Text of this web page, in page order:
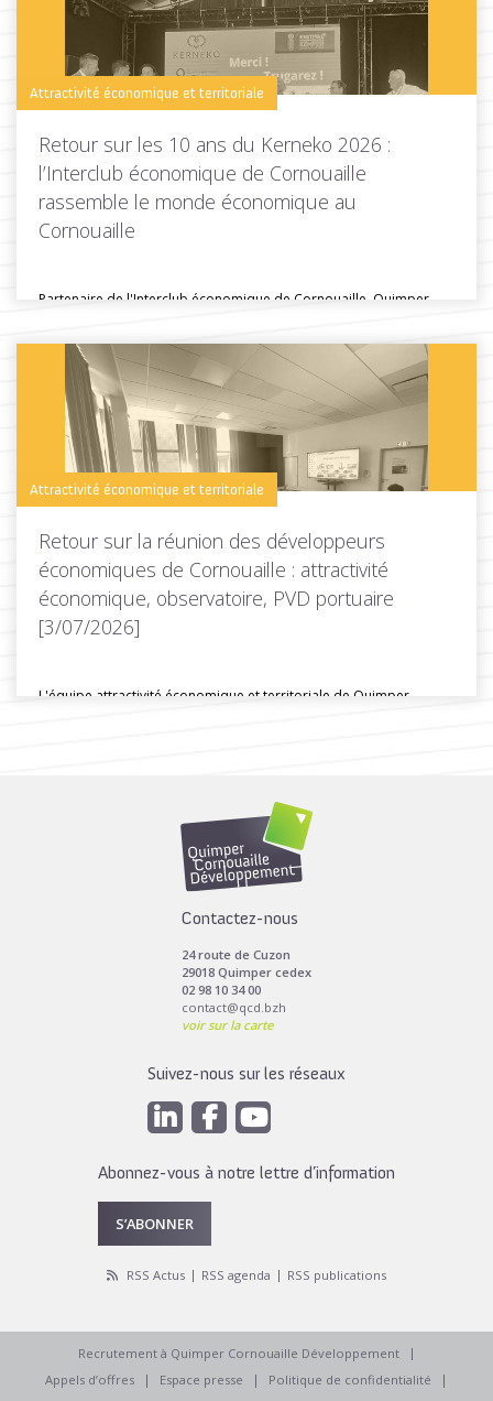
Toutes les actus de cette rubrique LIRE LA SUITE
Attractivité économique et territoriale
Retour sur les 10 ans du Kerneko 2026 :
l’Interclub économique de Cornouaille
rassemble le monde économique au
Cornouaille
Partenaire de l'Interclub économique de Cornouaille, Quimper
Toutes les actus de cette rubrique LIRE LA SUITE
Attractivité économique et territoriale
Retour sur la réunion des développeurs
économiques de Cornouaille : attractivité
économique, observatoire, PVD portuaire
[3/07/2026]
L'équipe attractivité économique et territoriale de Quimper
Toutes les actus de cette rubrique
Contactez-nous
24 route de Cuzon
29018 Quimper cedex
02 98 10 34 00
contact@qcd.bzh
voir sur la carte
Suivez-nous sur les réseaux
Abonnez-vous à notre lettre d’information
S’ABONNER
RSS Actus RSS agenda RSS publications
Recrutement à Quimper Cornouaille Développement
Appels d’offres
Espace presse
Politique de confidentialité